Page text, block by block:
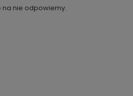
na nie odpowiemy.